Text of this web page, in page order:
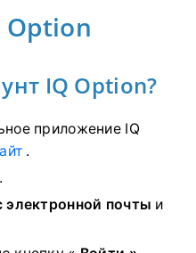
Option
IQ Option?
приложение IQ
.
электронной почты и